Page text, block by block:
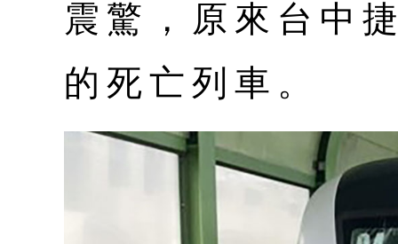
震驚，原來台中
的死亡列車。